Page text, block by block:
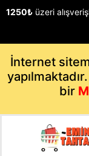
1250₺ üzeri
İnternet
bir